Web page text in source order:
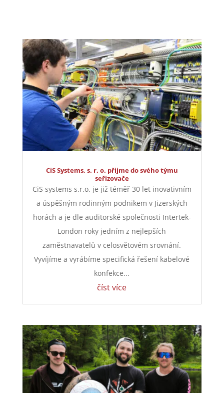
CiS Systems, s. r. o. přijme do svého týmu
seřizovače
CiS systems s.r.o. je již téměř 30 let inovativním
a úspěšným rodinným podnikem v Jizerských
horách a je dle auditorské společnosti Intertek-
Vyvíjíme a vyrábíme specifická řešení kabelové
konfekce...
číst více